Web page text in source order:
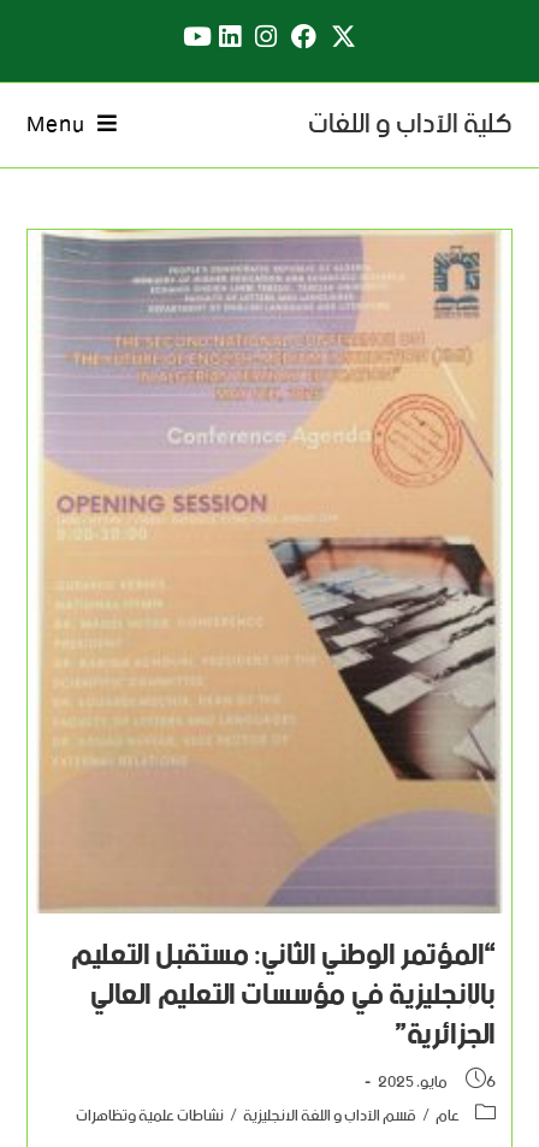
كلية الآداب و اللغات Menu
“المؤتمر الوطني الثاني: مستقبل التعليم
بالإنجليزية في مؤسسات التعليم العالي
الجزائرية”
6 مايو، 2025
عام/ قسم الآداب و اللغة الانجليزية/نشاطات علمية وتظاهرات